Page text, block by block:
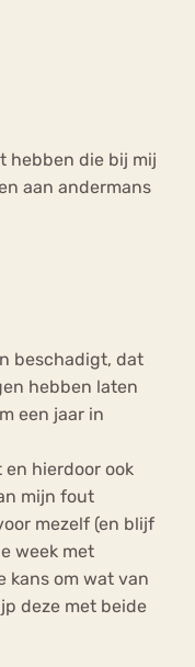
hebben die bij mij
aan andermans
beschadigt, dat
hebben laten
een jaar in
en hierdoor ook
mijn fout
mezelf (en blijf
week met
kans om wat van
deze met beide